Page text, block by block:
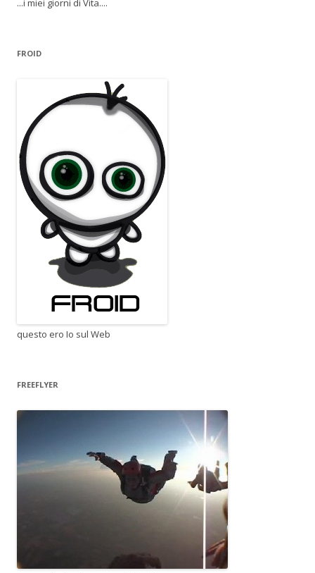
...i miei giorni di Vita....
FROID
questo ero Io sul Web
FREEFLYER